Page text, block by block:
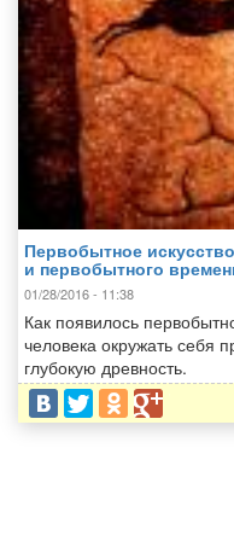
Первобытное
и первобытного
01/28/2016 - 11:38
Как появилось
человека окружать себя
глубокую древность.